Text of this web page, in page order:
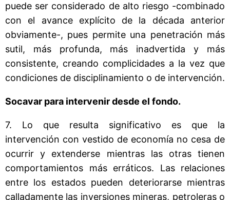
puede ser considerado de alto riesgo -combinado
con el avance explícito de la década anterior
obviamente-, pues permite una penetración más
sutil, más profunda, más inadvertida y más
consistente, creando complicidades a la vez que
condiciones de disciplinamiento o de intervención.
Socavar para intervenir desde el fondo.
7. Lo que resulta significativo es que la
intervención con vestido de economía no cesa de
ocurrir y extenderse mientras las otras tienen
comportamientos más erráticos. Las relaciones
entre los estados pueden deteriorarse mientras
calladamente las inversiones mineras, petroleras o